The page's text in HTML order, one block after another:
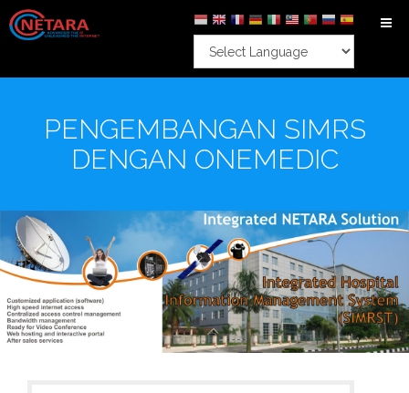
PENGEMBANGAN SIMRS
DENGAN ONEMEDIC